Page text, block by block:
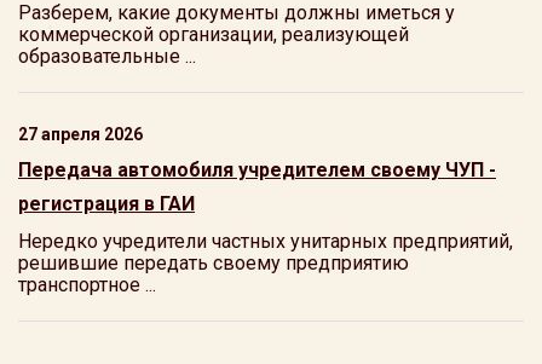
Разберем, какие документы должны иметься у
коммерческой организации, реализующей
образовательные ...
27 апреля 2026
Передача автомобиля учредителем своему ЧУП -
регистрация в ГАИ
Нередко учредители частных унитарных предприятий,
решившие передать своему предприятию
транспортное ...